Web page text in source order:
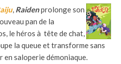
, Raidenprolonge son
pan de la
le héros à tête de chat,
la queue et transforme sans
saloperie démoniaque.